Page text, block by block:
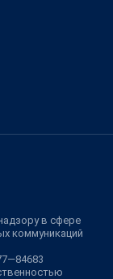
в сфере
коммуникаций